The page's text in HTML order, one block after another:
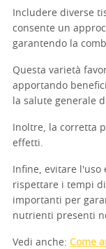
Includere diverse
consente un
garantendo la
Questa varietà
apportando
la salute generale
Inoltre, la corretta
effetti.
Infine, evitare
rispettare i tempi
importanti per
nutrienti presenti
Vedi anche: Come